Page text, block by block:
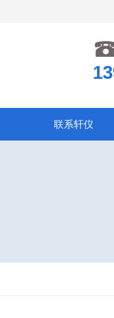
联系轩仪